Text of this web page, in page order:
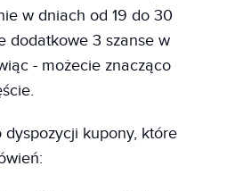
w dniach od 19 do 30
dodatkowe 3 szanse w
- możecie znacząco
kupony, które